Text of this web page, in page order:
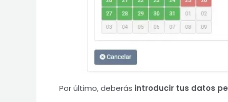
Por último, deberás introducir tus datos